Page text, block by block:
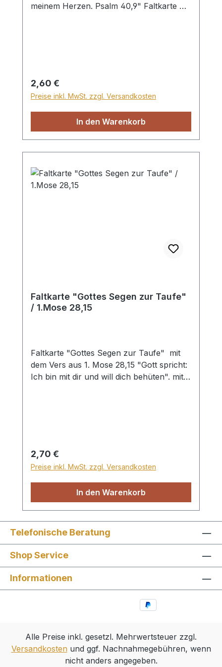
meinem Herzen. Psalm 40,9" Faltkarte mit
Regulärer Preis:
2,60 €
Preise inkl. MwSt. zzgl. Versandkosten
In den Warenkorb
Faltkarte "Gottes Segen zur Taufe"
/ 1.Mose 28,15
Faltkarte "Gottes Segen zur Taufe" mit
dem Vers aus 1. Mose 28,15 "Gott spricht:
Ich bin mit dir und will dich behüten". mit
Regulärer Preis:
2,70 €
Preise inkl. MwSt. zzgl. Versandkosten
In den Warenkorb
Telefonische Beratung
Shop Service
Informationen
Alle Preise inkl. gesetzl. Mehrwertsteuer zzgl.
Versandkostenund ggf. Nachnahmegebühren, wenn
nicht anders angegeben.